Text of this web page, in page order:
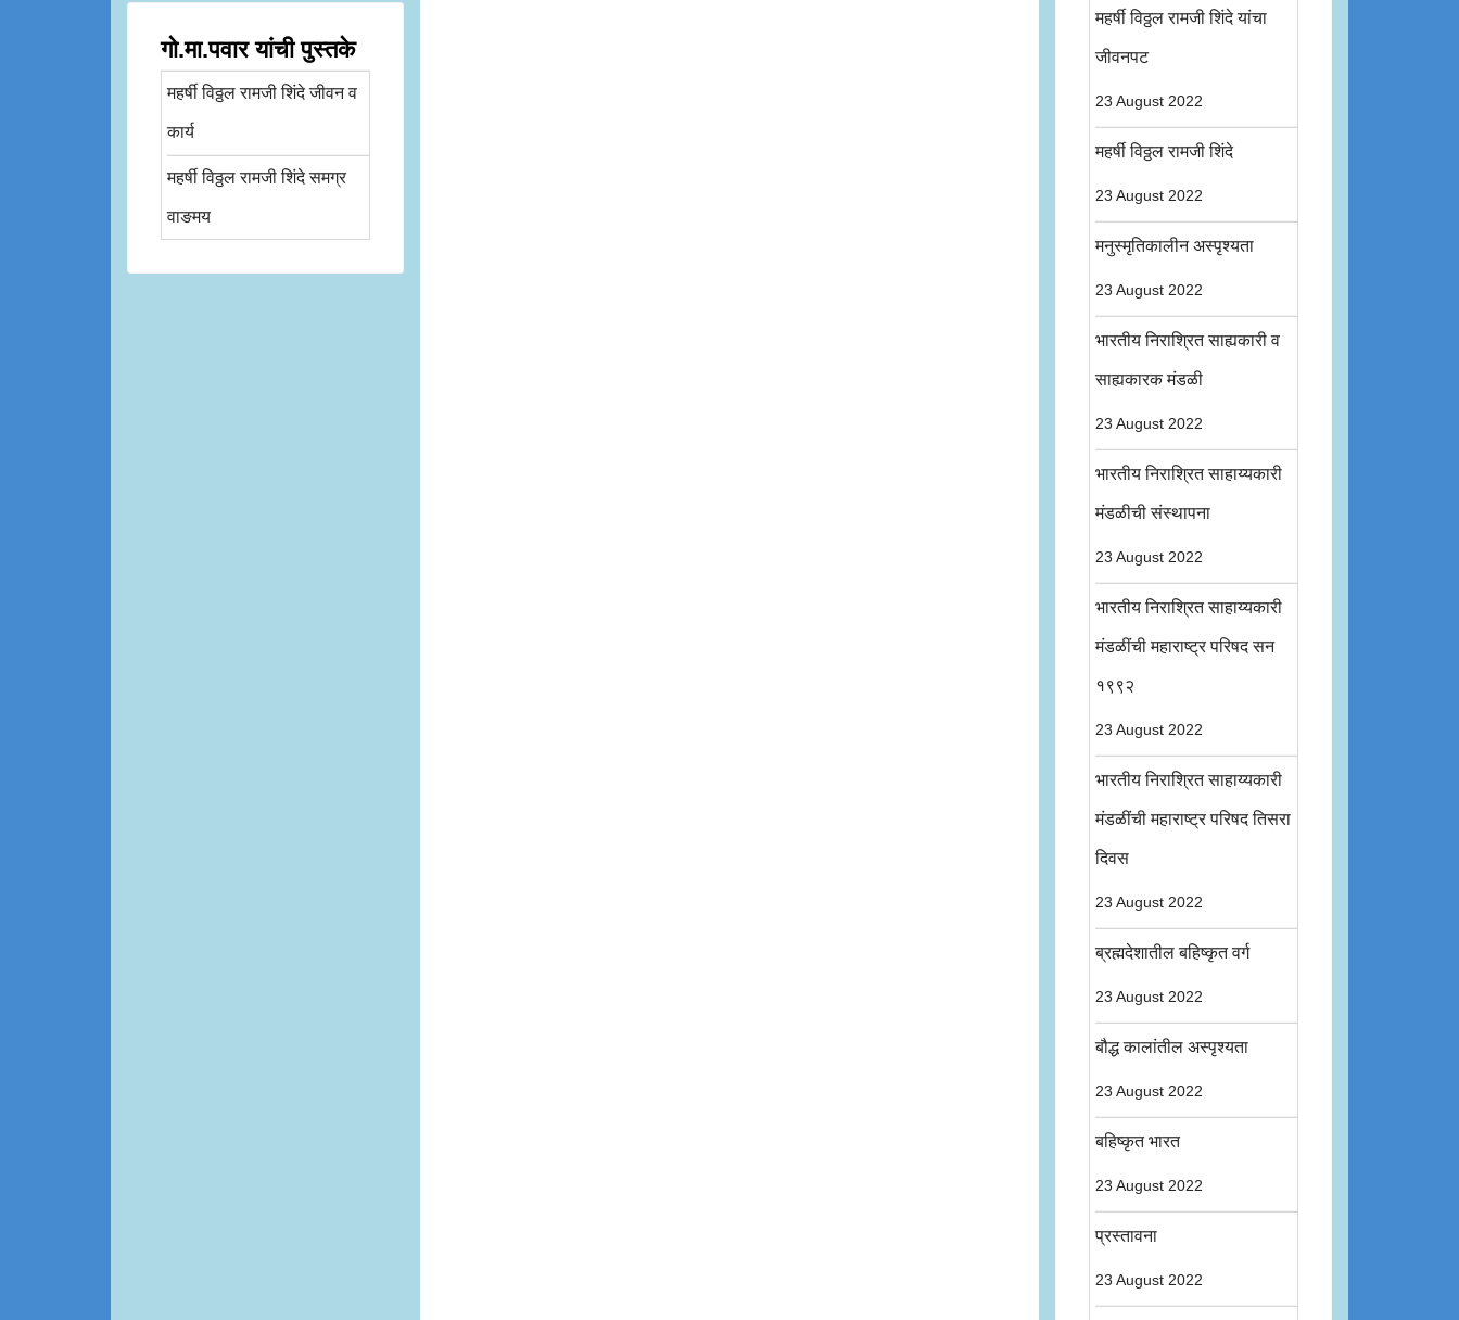
गो.मा.पवार यांची पुस्तके
महर्षी विठ्ठल रामजी शिंदे जीवन व
कार्य
महर्षी विठ्ठल रामजी शिंदे समग्र
वाङमय
महर्षी विठ्ठल रामजी शिंदे यांचा
जीवनपट
23 August 2022
महर्षी विठ्ठल रामजी शिंदे
23 August 2022
मनुस्मृतिकालीन अस्पृश्यता
23 August 2022
भारतीय निराश्रित साह्यकारी व
साह्यकारक मंडळी
23 August 2022
भारतीय निराश्रित साहाय्यकारी
मंडळीची संस्थापना
23 August 2022
भारतीय निराश्रित साहाय्यकारी
मंडळींची महाराष्ट्र परिषद सन
१९९२
23 August 2022
भारतीय निराश्रित साहाय्यकारी
मंडळींची महाराष्ट्र परिषद तिसरा
दिवस
23 August 2022
ब्रह्मदेशातील बहिष्कृत वर्ग
23 August 2022
बौद्ध कालांतील अस्पृश्यता
23 August 2022
बहिष्कृत भारत
23 August 2022
प्रस्तावना
23 August 2022